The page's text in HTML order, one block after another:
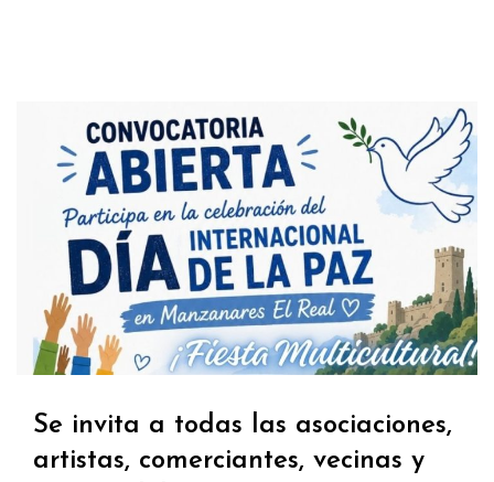
Se invita a todas las asociaciones,
artistas, comerciantes, vecinas y